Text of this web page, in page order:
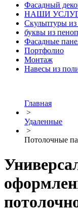
Фасадный
НАШИ
Скульптуры из
буквы из
Фасадные
Портфолио
Монтаж
Навесы из
Главная
>
Удаленные
>
Потолочные